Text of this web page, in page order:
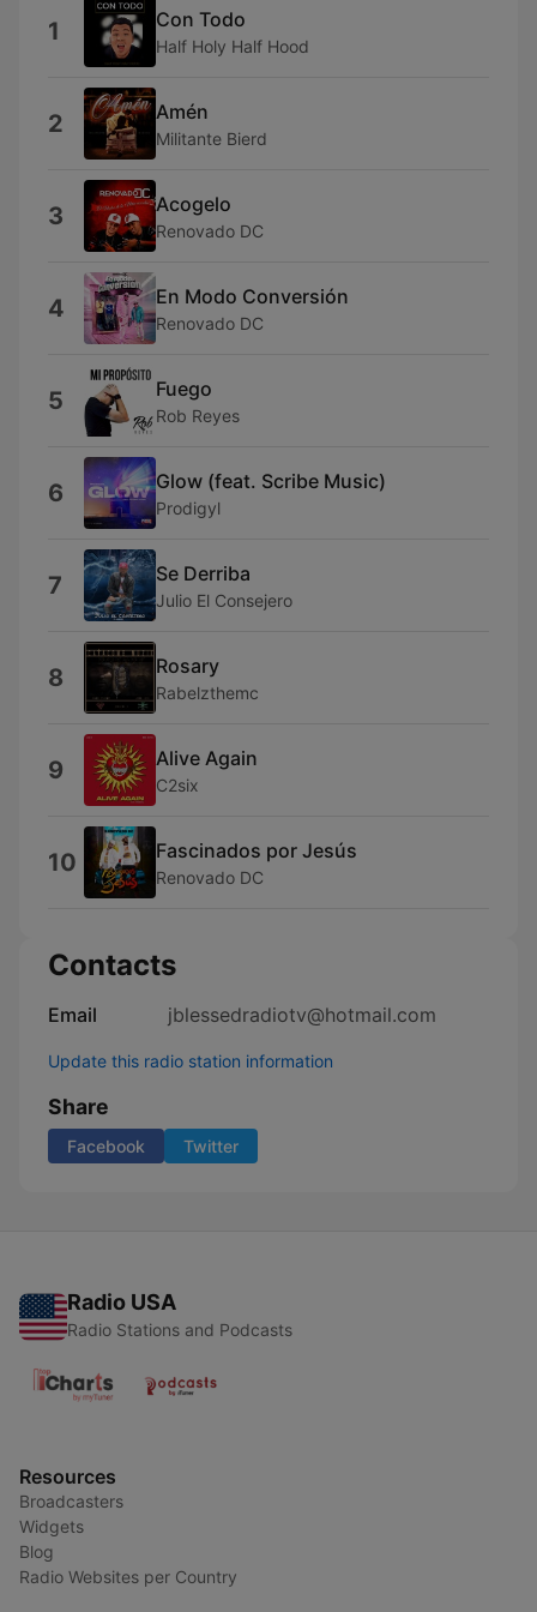
1 Con Todo
Half Holy Half Hood
2 Amén
Militante Bierd
3 Acogelo
Renovado DC
4 En Modo Conversión
Renovado DC
5 Fuego
Rob Reyes
6 Glow (feat. Scribe Music)
Prodigyl
7 Se Derriba
Julio El Consejero
8 Rosary
Rabelzthemc
9 Alive Again
C2six
10 Fascinados por Jesús
Renovado DC
Contacts
Email jblessedradiotv@hotmail.com
Update this radio station information
Share
Facebook Twitter
Radio USA
Radio Stations and Podcasts
Resources
Broadcasters
Widgets
Blog
Radio Websites per Country